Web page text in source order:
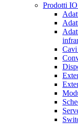
Prodotti